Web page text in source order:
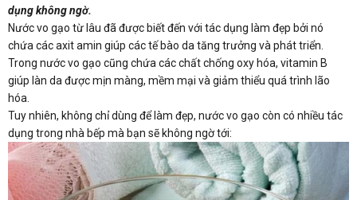
dụng không ngờ.
Nước vo gạo từ lâu đã được biết đến với tác dụng làm đẹp bởi nó
chứa các axit amin giúp các tế bào da tăng trưởng và phát triển.
Trong nước vo gạo cũng chứa các chất chống oxy hóa, vitamin B
giúp làn da được mịn màng, mềm mại và giảm thiểu quá trình lão
hóa.
Tuy nhiên, không chỉ dùng để làm đẹp, nước vo gạo còn có nhiều tác
dụng trong nhà bếp mà bạn sẽ không ngờ tới: